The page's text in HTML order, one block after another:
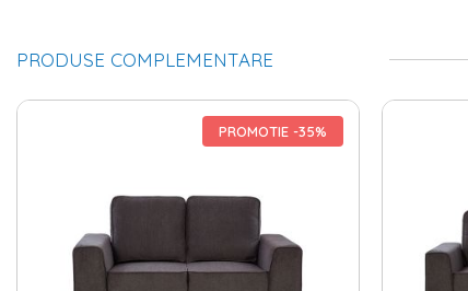
PRODUSE COMPLEMENTARE
PROMOTIE -35%